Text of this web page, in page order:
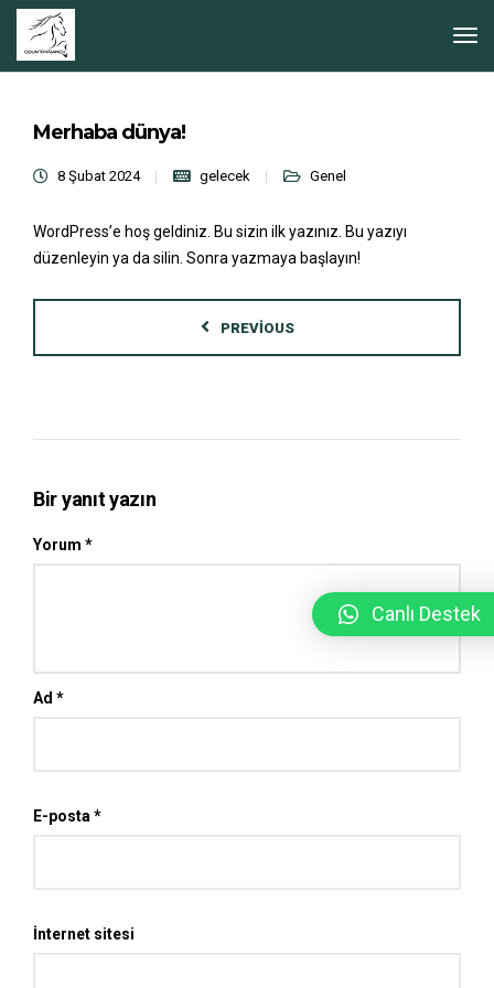
Merhaba dünya!
8 Şubat 2024 gelecek Genel
WordPress’e hoş geldiniz. Bu sizin ilk yazınız. Bu yazıyı
düzenleyin ya da silin. Sonra yazmaya başlayın!
PREVIOUS
Bir yanıt yazın
Yorum *
Ad *
E-posta *
İnternet sitesi
Canlı Destek